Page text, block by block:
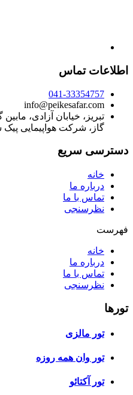
اطلاعات تماس
041-33354757
info@peikesafar.com
تبریز، خیابان آزادی،
گاز، شرکت هواپیمایی پیک
دسترسی سریع
خانه
درباره ما
تماس با ما
نظرسنجی
فهرست
خانه
درباره ما
تماس با ما
نظرسنجی
تورها
تور مالزی
تور وان همه روزه
تور آکتائو